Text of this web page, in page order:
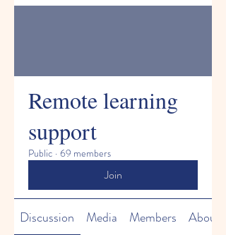
Remote learning
support
Public · 69 members
Join
Discussion Media Members About